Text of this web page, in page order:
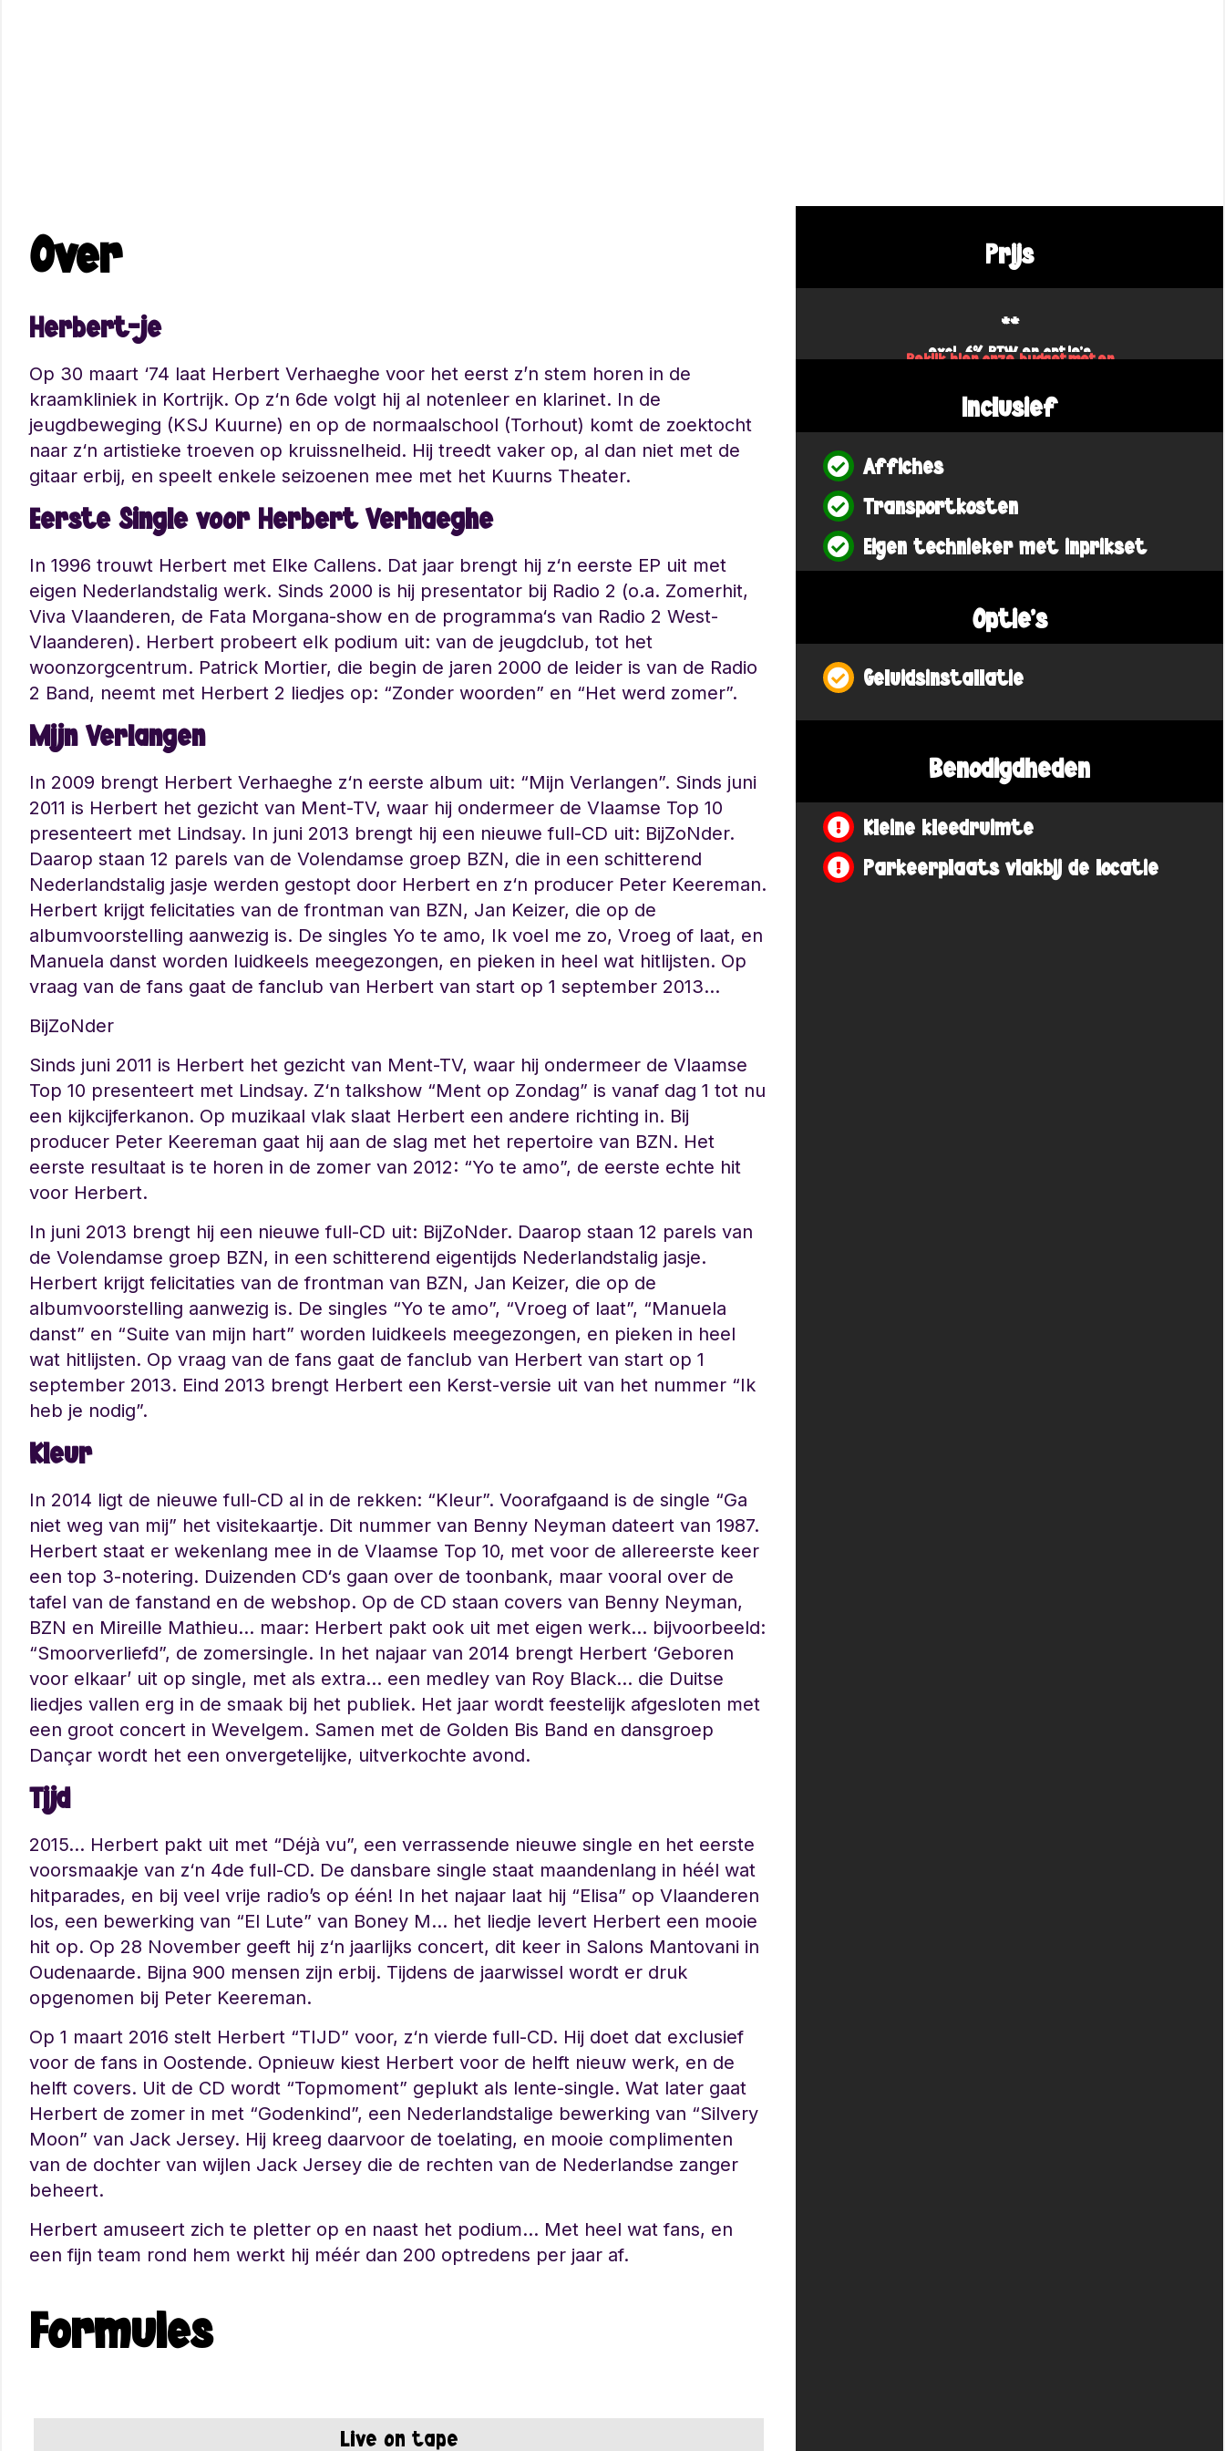
Over
Herbert-je
Op 30 maart ‘74 laat Herbert Verhaeghe voor het eerst z’n stem horen in de
kraamkliniek in Kortrijk. Op z‘n 6de volgt hij al notenleer en klarinet. In de
jeugdbeweging (KSJ Kuurne) en op de normaalschool (Torhout) komt de zoektocht
naar z‘n artistieke troeven op kruissnelheid. Hij treedt vaker op, al dan niet met de
gitaar erbij, en speelt enkele seizoenen mee met het Kuurns Theater.
Eerste Single voor Herbert Verhaeghe
In 1996 trouwt Herbert met Elke Callens. Dat jaar brengt hij z‘n eerste EP uit met
eigen Nederlandstalig werk. Sinds 2000 is hij presentator bij Radio 2 (o.a. Zomerhit,
Viva Vlaanderen, de Fata Morgana-show en de programma‘s van Radio 2 West-
Vlaanderen). Herbert probeert elk podium uit: van de jeugdclub, tot het
woonzorgcentrum. Patrick Mortier, die begin de jaren 2000 de leider is van de Radio
2 Band, neemt met Herbert 2 liedjes op: “Zonder woorden” en “Het werd zomer”.
Mijn Verlangen
In 2009 brengt Herbert Verhaeghe z‘n eerste album uit: “Mijn Verlangen”. Sinds juni
2011 is Herbert het gezicht van Ment-TV, waar hij ondermeer de Vlaamse Top 10
presenteert met Lindsay. In juni 2013 brengt hij een nieuwe full-CD uit: BijZoNder.
Daarop staan 12 parels van de Volendamse groep BZN, die in een schitterend
Nederlandstalig jasje werden gestopt door Herbert en z‘n producer Peter Keereman.
Herbert krijgt felicitaties van de frontman van BZN, Jan Keizer, die op de
albumvoorstelling aanwezig is. De singles Yo te amo, Ik voel me zo, Vroeg of laat, en
Manuela danst worden luidkeels meegezongen, en pieken in heel wat hitlijsten. Op
vraag van de fans gaat de fanclub van Herbert van start op 1 september 2013…
BijZoNder
Sinds juni 2011 is Herbert het gezicht van Ment-TV, waar hij ondermeer de Vlaamse
Top 10 presenteert met Lindsay. Z‘n talkshow “Ment op Zondag” is vanaf dag 1 tot nu
een kijkcijferkanon. Op muzikaal vlak slaat Herbert een andere richting in. Bij
producer Peter Keereman gaat hij aan de slag met het repertoire van BZN. Het
eerste resultaat is te horen in de zomer van 2012: “Yo te amo”, de eerste echte hit
voor Herbert.
In juni 2013 brengt hij een nieuwe full-CD uit: BijZoNder. Daarop staan 12 parels van
de Volendamse groep BZN, in een schitterend eigentijds Nederlandstalig jasje.
Herbert krijgt felicitaties van de frontman van BZN, Jan Keizer, die op de
albumvoorstelling aanwezig is. De singles “Yo te amo”, “Vroeg of laat”, “Manuela
danst” en “Suite van mijn hart” worden luidkeels meegezongen, en pieken in heel
wat hitlijsten. Op vraag van de fans gaat de fanclub van Herbert van start op 1
september 2013. Eind 2013 brengt Herbert een Kerst-versie uit van het nummer “Ik
heb je nodig”.
Kleur
In 2014 ligt de nieuwe full-CD al in de rekken: “Kleur”. Voorafgaand is de single “Ga
niet weg van mij” het visitekaartje. Dit nummer van Benny Neyman dateert van 1987.
Herbert staat er wekenlang mee in de Vlaamse Top 10, met voor de allereerste keer
een top 3-notering. Duizenden CD‘s gaan over de toonbank, maar vooral over de
tafel van de fanstand en de webshop. Op de CD staan covers van Benny Neyman,
BZN en Mireille Mathieu… maar: Herbert pakt ook uit met eigen werk… bijvoorbeeld:
“Smoorverliefd”, de zomersingle. In het najaar van 2014 brengt Herbert ‘Geboren
voor elkaar’ uit op single, met als extra… een medley van Roy Black… die Duitse
liedjes vallen erg in de smaak bij het publiek. Het jaar wordt feestelijk afgesloten met
een groot concert in Wevelgem. Samen met de Golden Bis Band en dansgroep
Dançar wordt het een onvergetelijke, uitverkochte avond.
Tijd
2015… Herbert pakt uit met “Déjà vu”, een verrassende nieuwe single en het eerste
voorsmaakje van z‘n 4de full-CD. De dansbare single staat maandenlang in héél wat
hitparades, en bij veel vrije radio’s op één! In het najaar laat hij “Elisa” op Vlaanderen
los, een bewerking van “El Lute” van Boney M… het liedje levert Herbert een mooie
hit op. Op 28 November geeft hij z‘n jaarlijks concert, dit keer in Salons Mantovani in
Oudenaarde. Bijna 900 mensen zijn erbij. Tijdens de jaarwissel wordt er druk
opgenomen bij Peter Keereman.
Op 1 maart 2016 stelt Herbert “TIJD” voor, z‘n vierde full-CD. Hij doet dat exclusief
voor de fans in Oostende. Opnieuw kiest Herbert voor de helft nieuw werk, en de
helft covers. Uit de CD wordt “Topmoment” geplukt als lente-single. Wat later gaat
Herbert de zomer in met “Godenkind”, een Nederlandstalige bewerking van “Silvery
Moon” van Jack Jersey. Hij kreeg daarvoor de toelating, en mooie complimenten
van de dochter van wijlen Jack Jersey die de rechten van de Nederlandse zanger
beheert.
Herbert amuseert zich te pletter op en naast het podium… Met heel wat fans, en
een fijn team rond hem werkt hij méér dan 200 optredens per jaar af.
Formules
Live on tape
Prijs
**
excl. 6% BTW en optie's
Bekijk hier onze budgetmeter
Inclusief
Affiches
Transportkosten
Eigen technieker met inprikset
Optie's
Geluidsinstallatie
Benodigdheden
Kleine kleedruimte
Parkeerplaats vlakbij de locatie